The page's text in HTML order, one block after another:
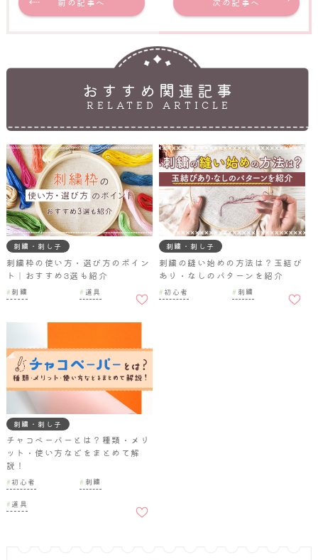
おすすめ関連記事
RELATED ARTICLE
刺繍・刺し子
刺繍枠の使い方・選び方のポイン
ト｜おすすめ3選も紹介
刺繍 道具
入りに
刺繍・刺し子
刺繍の縫い始めの方法は？玉結び
あり・なしのパターンを紹介
初心者 刺繍
入りに
刺繍・刺し子
チャコペーパーとは？種類・メリ
ット・使い方などをまとめて解
説！
初心者 刺繍
道具
入りに